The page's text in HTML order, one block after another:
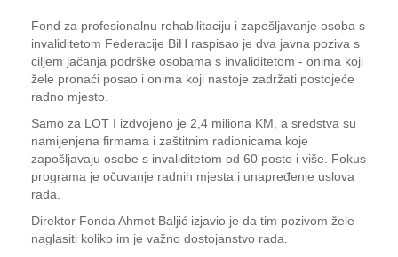
Fond za profesionalnu rehabilitaciju i zapošljavanje osoba s
invaliditetom Federacije BiH raspisao je dva javna poziva s
ciljem jačanja podrške osobama s invaliditetom - onima koji
žele pronaći posao i onima koji nastoje zadržati postojeće
radno mjesto.
Samo za LOT I izdvojeno je 2,4 miliona KM, a sredstva su
namijenjena firmama i zaštitnim radionicama koje
zapošljavaju osobe s invaliditetom od 60 posto i više. Fokus
programa je očuvanje radnih mjesta i unapređenje uslova
rada.
Direktor Fonda Ahmet Baljić izjavio je da tim pozivom žele
naglasiti koliko im je važno dostojanstvo rada.